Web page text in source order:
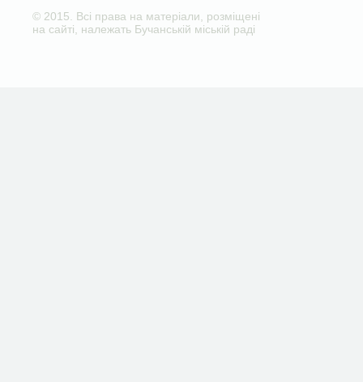
© 2015. Всі права на матеріали, розміщені
на сайті, належать Бучанській міській раді